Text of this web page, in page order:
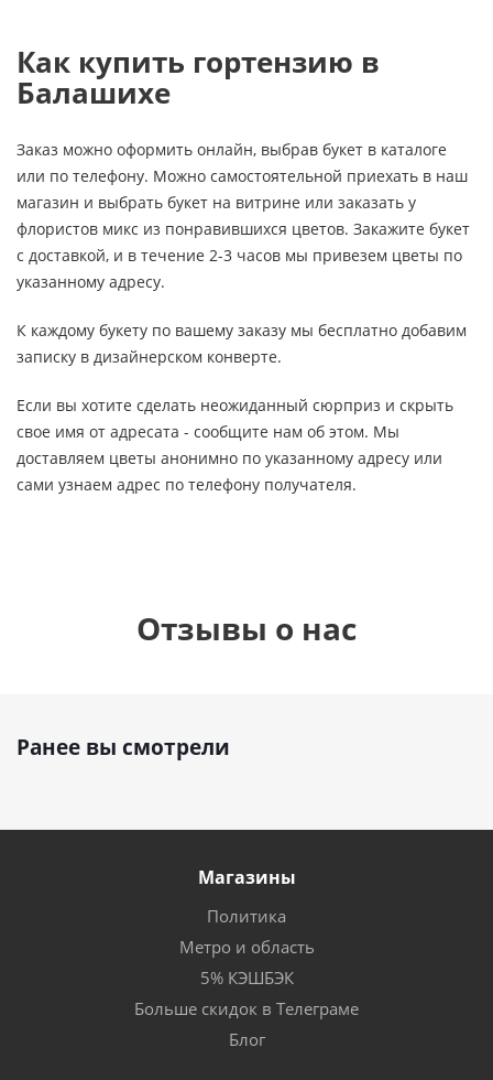
Как купить гортензию в
Балашихе
Заказ можно оформить онлайн, выбрав букет в каталоге
или по телефону. Можно самостоятельной приехать в наш
магазин и выбрать букет на витрине или заказать у
флористов микс из понравившихся цветов. Закажите букет
с доставкой, и в течение 2-3 часов мы привезем цветы по
указанному адресу.
К каждому букету по вашему заказу мы бесплатно добавим
записку в дизайнерском конверте.
Если вы хотите сделать неожиданный сюрприз и скрыть
свое имя от адресата - сообщите нам об этом. Мы
доставляем цветы анонимно по указанному адресу или
сами узнаем адрес по телефону получателя.
Отзывы о нас
Ранее вы смотрели
Магазины
Политика
Метро и область
5% КЭШБЭК
Больше скидок в Телеграме
Блог